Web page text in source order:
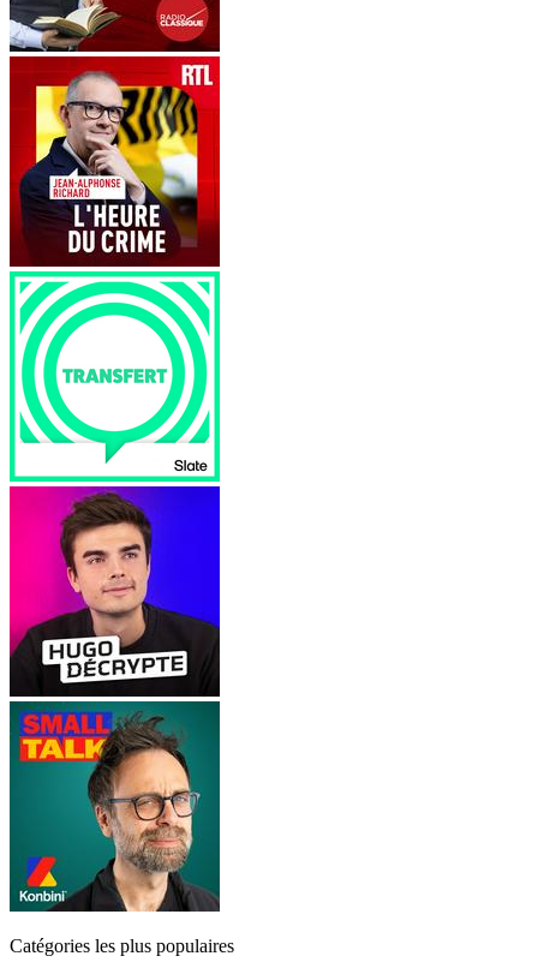
Catégories les plus populaires